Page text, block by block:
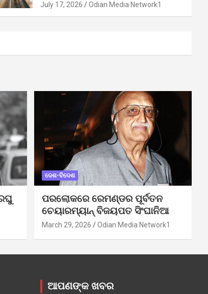
July 17, 2026 Odian Media Network1
ଦେଶ-ବିଦେଶ
ପରଲୋକରେ ରେମଣ୍ଡର ପୂର୍ବତନ
ଚେୟାରମ୍ୟାନ୍ ବିଜୟପତ ସିଂଘାନିଆ
March 29, 2026 Odian Media Network1
ଆପଣଙ୍କ ଖବର